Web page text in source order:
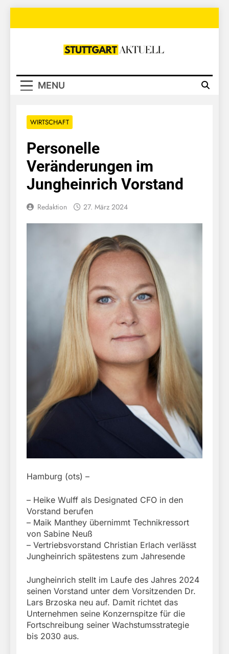
Stuttgart
MENU
WIRTSCHAFT
Personelle
Veränderungen im
Jungheinrich Vorstand
Redaktion 27. März 2024
Hamburg (ots) –
– Heike Wulff als Designated CFO in den
Vorstand berufen
– Maik Manthey übernimmt Technikressort
von Sabine Neuß
– Vertriebsvorstand Christian Erlach verlässt
Jungheinrich spätestens zum Jahresende
Jungheinrich stellt im Laufe des Jahres 2024
seinen Vorstand unter dem Vorsitzenden Dr.
Lars Brzoska neu auf. Damit richtet das
Unternehmen seine Konzernspitze für die
Fortschreibung seiner Wachstumsstrategie
bis 2030 aus.